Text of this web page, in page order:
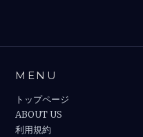
MENU
トップページ
ABOUT US
利用規約